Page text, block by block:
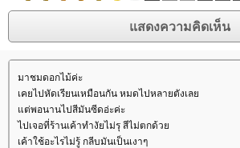
มาชมดอกไม้ค่ะ
เคยไปหัดเรียนเหมือนกัน หมดไปหลายตังเล
ต่พอนานไปสีมันซีดอ่ะค่ะ
ไปเจอที่ร้านเค้าทำงัยไม่รุ สีไม่ตกด้ว
เค้าใช้อะไรไม่รู้ กลีบมันเป็นเงาๆ